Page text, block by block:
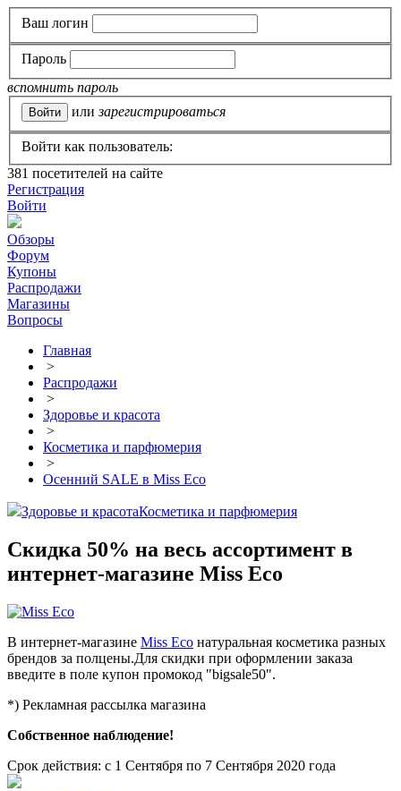
Ваш логин
Пароль
вспомнить пароль
или зарегистрироваться
Войти как пользователь:
381 посетителей на сайте
Регистрация
Войти
Обзоры
Форум
Купоны
Распродажи
Магазины
Вопросы
Главная
>
Распродажи
>
Здоровье и красота
>
Косметика и парфюмерия
>
Осенний SALE в Miss Eco
Здоровье и красотаКосметика и парфюмерия
Скидка 50% на весь ассортимент в
интернет-магазине Miss Eco
В интернет-магазине Miss Eco натуральная косметика разных
брендов за полцены.Для скидки при оформлении заказа
введите в поле купон промокод "bigsale50".
*) Рекламная рассылка магазина
Собственное наблюдение!
Срок действия: с 1 Сентября по 7 Сентября 2020 года